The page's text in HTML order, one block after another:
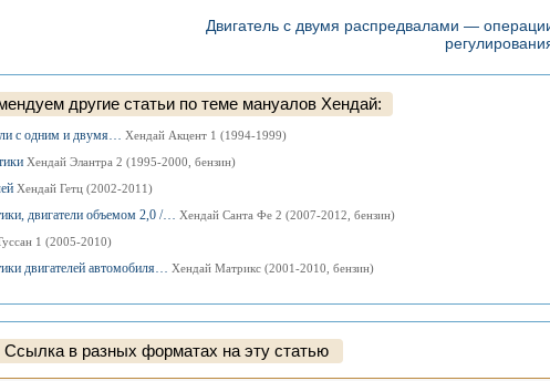
Двигатель с двумя распредвалами —
другие статьи по теме мануалов Хендай:
с одним и двумя… Хендай Акцент 1 (1994-1999)
Хендай Элантра 2 (1995-2000, бензин)
Хендай Гетц (2002-2011)
двигатели объемом 2,0 /… Хендай Санта Фе 2 (2007-2012, бензин)
1 (2005-2010)
двигателей автомобиля… Хендай Матрикс (2001-2010, бензин)
Ссылка в разных форматах на эту статью